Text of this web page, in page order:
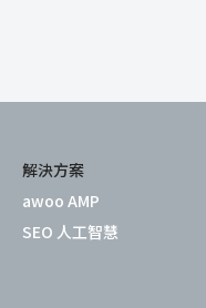
解決方案
awoo AMP
SEO 人工智慧